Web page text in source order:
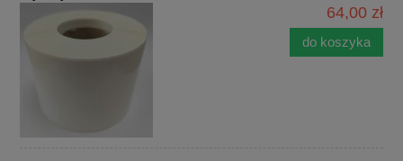
64,00 zł
do koszyka